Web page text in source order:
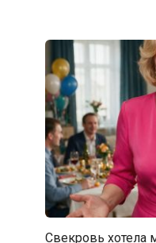
Свекровь хотела